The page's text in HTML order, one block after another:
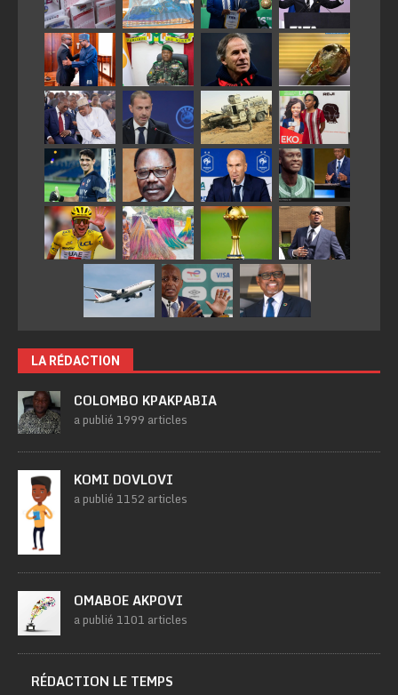
LA RÉDACTION
COLOMBO KPAKPABIA
a publié 1999 articles
KOMI DOVLOVI
a publié 1152 articles
OMABOE AKPOVI
a publié 1101 articles
RÉDACTION LE TEMPS